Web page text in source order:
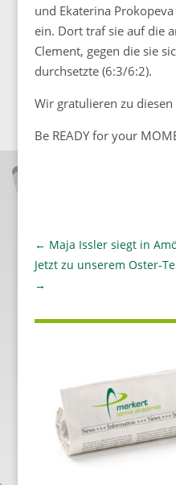
und Ekaterina
ein. Dort traf sie auf die
Clement, gegen die sie
durchsetzte (6:3/6:2).
Wir gratulieren zu
Be READY for your
← Maja Issler siegt in
Jetzt zu unserem Oster-
→